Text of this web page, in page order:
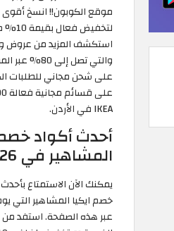
موقع الكوبون!! انسخ أقوى
استكشف المزيد من عروض
والتي تصل
على شحن مجاني للطلبات
IKEA في الأردن.
أحدث أكواد
المشاهير في 2026
يمكنك الآن الاستمتاع
خصم ايكيا المشاهير التي
عبر هذه الصفحة. استفد من